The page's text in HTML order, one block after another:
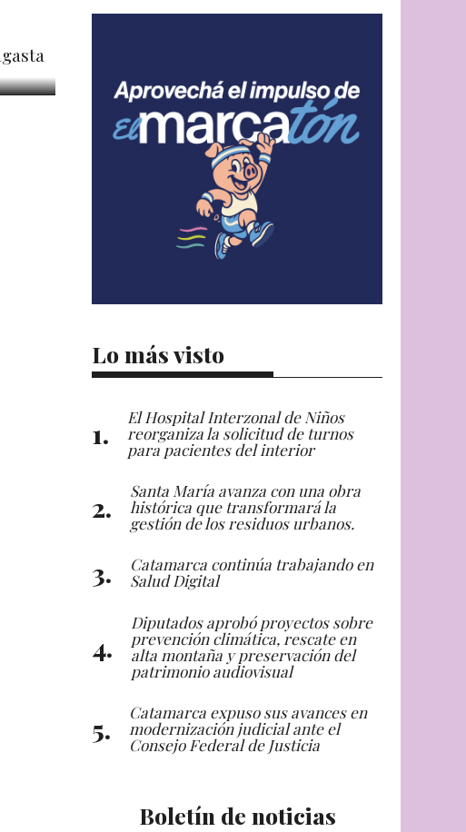
Lo más visto
El Hospital Interzonal de Niños
reorganiza la solicitud de turnos
para pacientes del interior
Santa María avanza con una obra
histórica que transformará la
gestión de los residuos urbanos.
Catamarca continúa trabajando en
Salud Digital
Diputados aprobó proyectos sobre
prevención climática, rescate en
alta montaña y preservación del
patrimonio audiovisual
Catamarca expuso sus avances en
modernización judicial ante el
Consejo Federal de Justicia
Boletín de noticias